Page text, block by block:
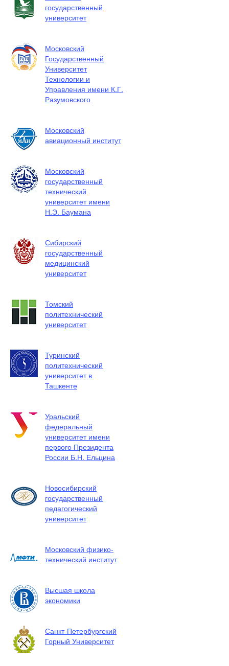
государственный
университет
Московский
Государственный
Университет
Технологии и
Управления имени К.Г.
Разумовского
Московский
авиационный институт
Московский
государственный
технический
университет имени
Н.Э. Баумана
Сибирский
государственный
медицинский
университет
Томский
политехнический
университет
Туринский
политехнический
университет в
Ташкенте
Уральский
федеральный
университет имени
первого Президента
России Б.Н. Ельцина
Новосибирский
государственный
педагогический
университет
Московский физико-
технический институт
Высшая школа
экономики
Санкт-Петербургский
Горный Университет